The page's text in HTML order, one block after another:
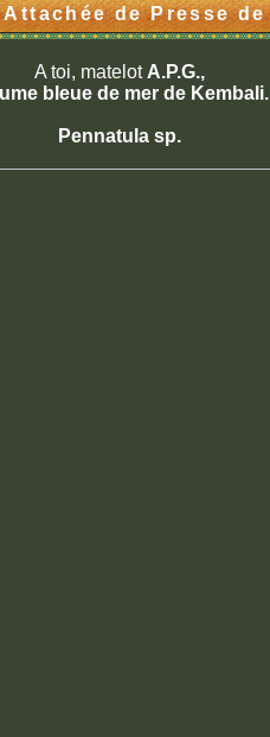
de Presse
A toi, matelot A.P.G.,
bleue de mer de
Pennatula sp.